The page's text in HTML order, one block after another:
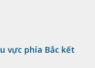
vực phía Bắc kết